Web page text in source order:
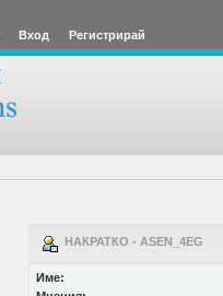
Вход Регистрирай
НАКРАТКО - ASEN_4EG
Име: